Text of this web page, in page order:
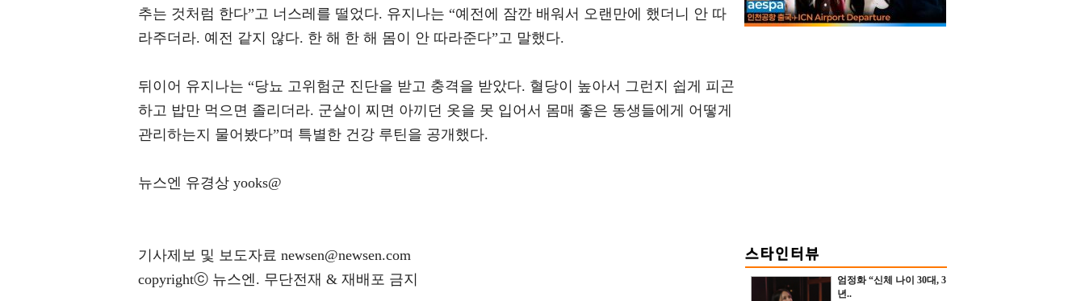
추는 것처럼 한다”고 너스레를 떨었다. 유지나는 “예전에 잠깐 배워서 오랜만에 했더니 안 따
라주더라. 예전 같지 않다. 한 해 한 해 몸이 안 따라준다”고 말했다.
뒤이어 유지나는 “당뇨 고위험군 진단을 받고 충격을 받았다. 혈당이 높아서 그런지 쉽게 피곤
하고 밥만 먹으면 졸리더라. 군살이 찌면 아끼던 옷을 못 입어서 몸매 좋은 동생들에게 어떻게
관리하는지 물어봤다”며 특별한 건강 루틴을 공개했다.
뉴스엔 유경상 yooks@
기사제보 및 보도자료 newsen@newsen.com
copyrightⓒ 뉴스엔. 무단전재 & 재배포 금지
엄정화 “신체 나이 30대, 3
년..